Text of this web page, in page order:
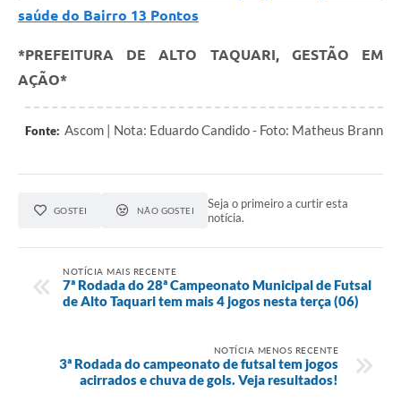
saúde do Bairro 13 Pontos
*PREFEITURA DE ALTO TAQUARI, GESTÃO EM
AÇÃO*
Fonte: Ascom | Nota: Eduardo Candido - Foto: Matheus Brann
GOSTEI NÃO GOSTEI
Seja o primeiro a curtir esta
notícia.
NOTÍCIA MAIS RECENTE
7ª Rodada do 28ª Campeonato Municipal de Futsal
de Alto Taquari tem mais 4 jogos nesta terça (06)
NOTÍCIA MENOS RECENTE
3ª Rodada do campeonato de futsal tem jogos
acirrados e chuva de gols. Veja resultados!